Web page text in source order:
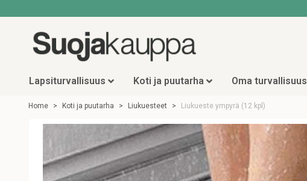
Lapsiturvallisuus Koti ja puutarha Oma turvallisuus
Home Koti ja puutarha Liukuesteet Liukueste ympyrä (12 kpl)